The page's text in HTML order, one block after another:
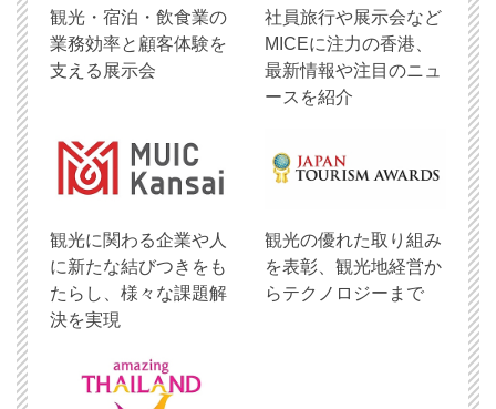
観光・宿泊・飲食業の
業務効率と顧客体験を
支える展示会
社員旅行や展示会など
MICEに注力の香港、
最新情報や注目のニュ
ースを紹介
観光に関わる企業や人
に新たな結びつきをも
たらし、様々な課題解
決を実現
観光の優れた取り組み
を表彰、観光地経営か
らテクノロジーまで